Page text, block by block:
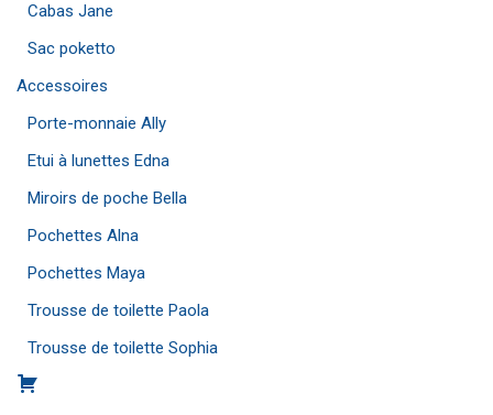
Cabas Jane
Sac poketto
Accessoires
Porte-monnaie Ally
Etui à lunettes Edna
Miroirs de poche Bella
Pochettes Alna
Pochettes Maya
Trousse de toilette Paola
Trousse de toilette Sophia